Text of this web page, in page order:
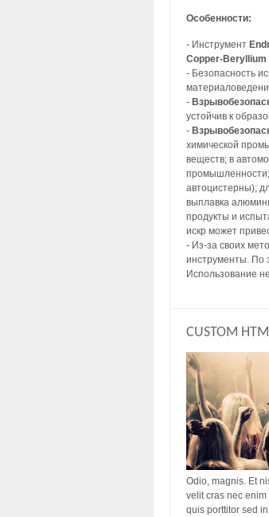
Особенности:
- Инструмент
Copper-Beryllium
- Безопасность
-
устойчив к
-
химической
веществ; в
промышленности;
автоцистерны);
выплавка
продукты и
искр может
- Из-за своих
инструменты. По
Использование
CUSTOM
Odio, magnis. Et
velit cras nec
quis porttitor sed